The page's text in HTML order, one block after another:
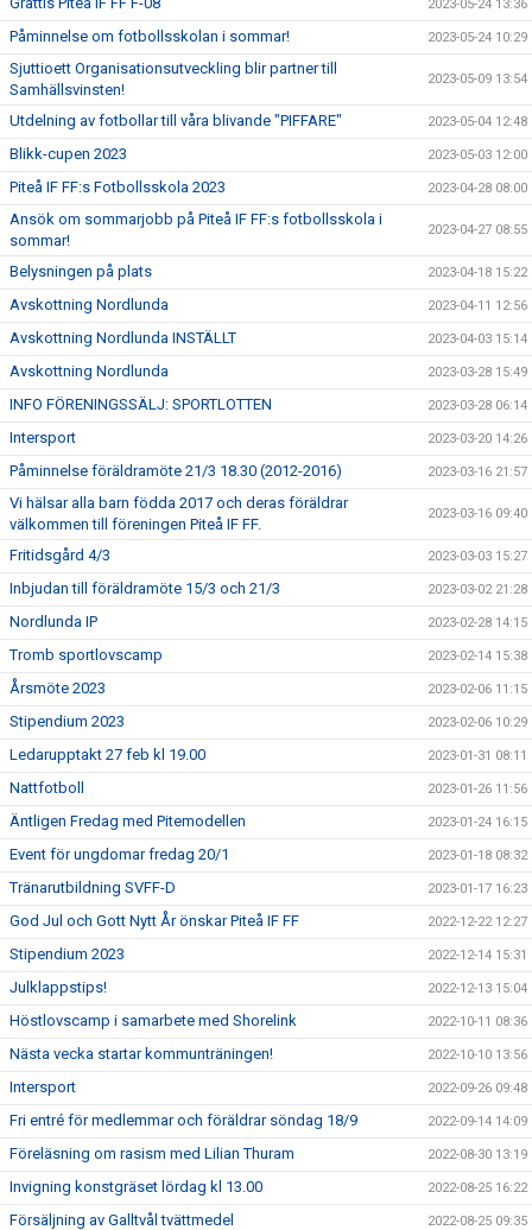
2023-05-24 13:36
Påminnelse om fotbollsskolan i sommar! 2023-05-24 10:29
Sjuttioett Organisationsutveckling blir partner till
Samhällsvinsten!
2023-05-09 13:54
Utdelning av fotbollar till våra blivande "PIFFARE" 2023-05-04 12:48
Blikk-cupen 2023 2023-05-03 12:00
Piteå IF FF:s Fotbollsskola 2023 2023-04-28 08:00
Ansök om sommarjobb på Piteå IF FF:s fotbollsskola i
sommar!
2023-04-27 08:55
Belysningen på plats 2023-04-18 15:22
Avskottning Nordlunda 2023-04-11 12:56
Avskottning Nordlunda INSTÄLLT 2023-04-03 15:14
Avskottning Nordlunda 2023-03-28 15:49
INFO FÖRENINGSSÄLJ: SPORTLOTTEN 2023-03-28 06:14
Intersport 2023-03-20 14:26
Påminnelse föräldramöte 21/3 18.30 (2012-2016) 2023-03-16 21:57
Vi hälsar alla barn födda 2017 och deras föräldrar
välkommen till föreningen Piteå IF FF.
2023-03-16 09:40
Fritidsgård 4/3 2023-03-03 15:27
Inbjudan till föräldramöte 15/3 och 21/3 2023-03-02 21:28
Nordlunda IP 2023-02-28 14:15
Tromb sportlovscamp 2023-02-14 15:38
Årsmöte 2023 2023-02-06 11:15
Stipendium 2023 2023-02-06 10:29
Ledarupptakt 27 feb kl 19.00 2023-01-31 08:11
Nattfotboll 2023-01-26 11:56
Äntligen Fredag med Pitemodellen 2023-01-24 16:15
Event för ungdomar fredag 20/1 2023-01-18 08:32
Tränarutbildning SVFF-D 2023-01-17 16:23
God Jul och Gott Nytt År önskar Piteå IF FF 2022-12-22 12:27
Stipendium 2023 2022-12-14 15:31
Julklappstips! 2022-12-13 15:04
Höstlovscamp i samarbete med Shorelink 2022-10-11 08:36
Nästa vecka startar kommunträningen! 2022-10-10 13:56
Intersport 2022-09-26 09:48
Fri entré för medlemmar och föräldrar söndag 18/9 2022-09-14 14:09
Föreläsning om rasism med Lilian Thuram 2022-08-30 13:19
Invigning konstgräset lördag kl 13.00 2022-08-25 16:22
Försäljning av Galltvål tvättmedel 2022-08-25 09:35